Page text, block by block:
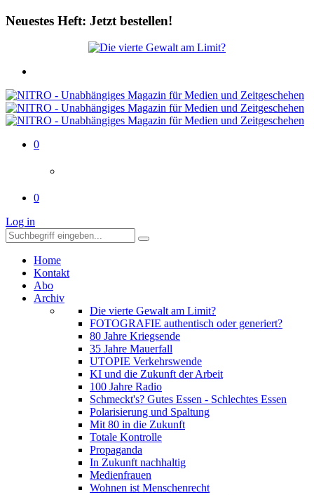
Neuestes Heft: Jetzt bestellen!
0
0
Log in
Home
Kontakt
Abo
Archiv
Die vierte Gewalt am Limit?
FOTOGRAFIE authentisch oder generiert?
80 Jahre Kriegsende
35 Jahre Mauerfall
UTOPIE Verkehrswende
KI und die Zukunft der Arbeit
100 Jahre Radio
Schmeckt's? Gutes Essen - Schlechtes Essen
Polarisierung und Spaltung
Mit 80 in die Zukunft
Totale Kontrolle
Propaganda
In Zukunft nachhaltig
Medienfrauen
Wohnen ist Menschenrecht